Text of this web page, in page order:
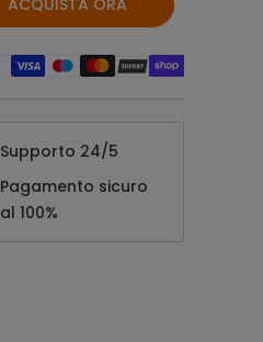
ACQUISTA ORA
Supporto 24/5
Pagamento sicuro
al 100%